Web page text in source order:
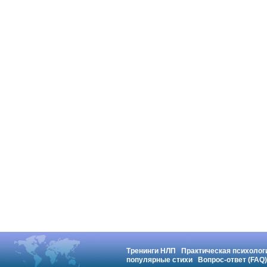
Тренинги НЛП
Практическая
популярные стихи
Вопрос-ответ (FAQ)